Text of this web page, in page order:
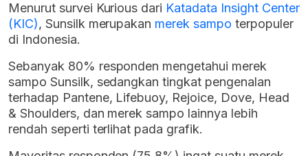
Menurut survei Kurious dari Katadata Insight Center
(KIC), Sunsilk merupakan merek sampo terpopuler
di Indonesia.
Sebanyak 80% responden mengetahui merek
sampo Sunsilk, sedangkan tingkat pengenalan
terhadap Pantene, Lifebuoy, Rejoice, Dove, Head
& Shoulders, dan merek sampo lainnya lebih
rendah seperti terlihat pada grafik.